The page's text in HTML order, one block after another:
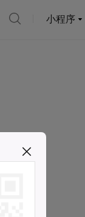
小程序